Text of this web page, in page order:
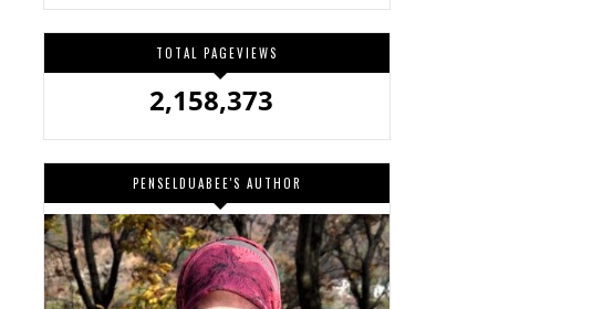
TOTAL PAGEVIEWS
2,158,373
PENSELDUABEE'S AUTHOR